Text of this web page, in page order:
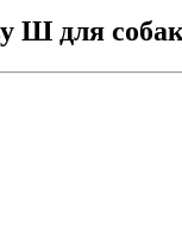
Ш для